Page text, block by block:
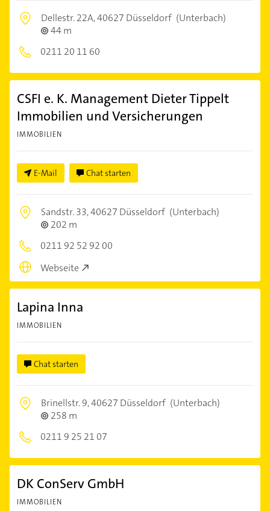
Dellestr. 22A,40627 Düsseldorf (Unterbach)
44 m
0211 20 11 60
CSFI e. K. Management Dieter Tippelt
Immobilien und Versicherungen
IMMOBILIEN
E-Mail Chat starten
Sandstr. 33,40627 Düsseldorf (Unterbach)
202 m
0211 92 52 92 00
Webseite
Lapina Inna
IMMOBILIEN
Chat starten
Brinellstr. 9,40627 Düsseldorf (Unterbach)
258 m
0211 9 25 21 07
DK ConServ GmbH
IMMOBILIEN